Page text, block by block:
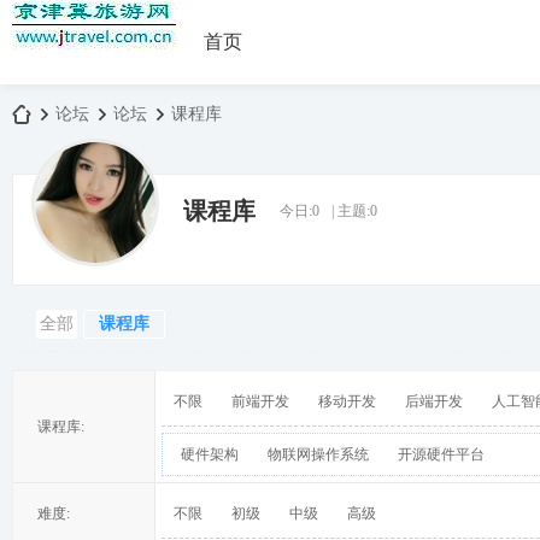
首页
»
论坛
›
论坛 课程库
课程库 今日:0 主题:0
全部 课程库
课程库:
不限 前端开发 移动开发 后端开发 人工智
硬件架构 物联网操作系统 开源硬件平台
难度: 不限 初级 中级 高级